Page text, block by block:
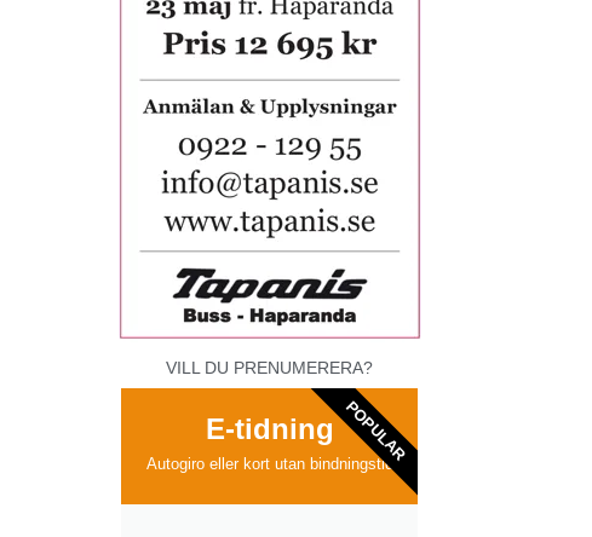
VILL DU PRENUMERERA?
E-tidning
Autogiro eller kort utan bindningstid
POPULAR